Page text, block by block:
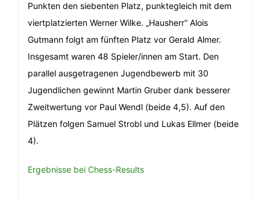
Punkten den siebenten Platz, punktegleich mit dem
viertplatzierten Werner Wilke. „Hausherr“ Alois
Gutmann folgt am fünften Platz vor Gerald Almer.
Insgesamt waren 48 Spieler/innen am Start. Den
parallel ausgetragenen Jugendbewerb mit 30
Jugendlichen gewinnt Martin Gruber dank besserer
Zweitwertung vor Paul Wendl (beide 4,5). Auf den
Plätzen folgen Samuel Strobl und Lukas Ellmer (beide
4).
Ergebnisse bei Chess-Results